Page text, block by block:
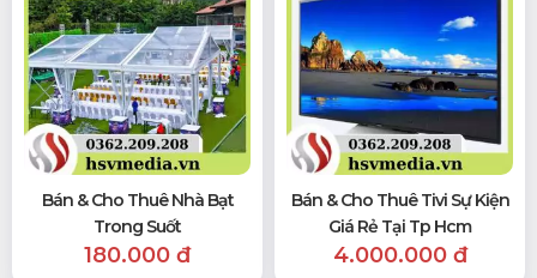
Bán & Cho Thuê Nhà Bạt
Trong Suốt
180.000 đ
Bán & Cho Thuê Tivi Sự Kiện
Giá Rẻ Tại Tp Hcm
4.000.000 đ